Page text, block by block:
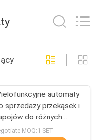
342
automaty
sprzedaży przekąsek i
do różnych
MOQ:1 SET